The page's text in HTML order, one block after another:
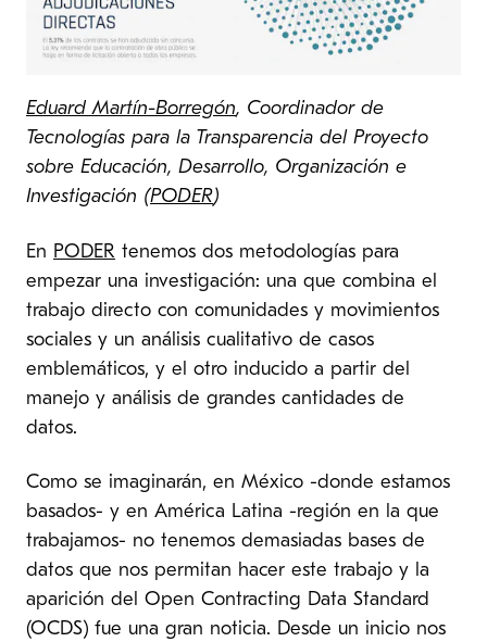
Eduard Martín-Borregón, Coordinador de
Tecnologías para la Transparencia del Proyecto
sobre Educación, Desarrollo, Organización e
Investigación (PODER)
En PODER tenemos dos metodologías para
empezar una investigación: una que combina el
trabajo directo con comunidades y movimientos
sociales y un análisis cualitativo de casos
emblemáticos, y el otro inducido a partir del
manejo y análisis de grandes cantidades de
datos.
Como se imaginarán, en México -donde estamos
basados- y en América Latina -región en la que
trabajamos- no tenemos demasiadas bases de
datos que nos permitan hacer este trabajo y la
aparición del Open Contracting Data Standard
(OCDS) fue una gran noticia. Desde un inicio nos